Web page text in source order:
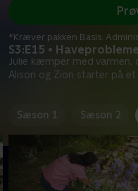
S3:E15 •
Julie kæmper med varmen,
Alison og Zion starter på
*Kræver pakken Basis.
Sæson 1 Sæson 2